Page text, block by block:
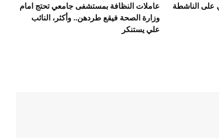
على الناشطة
عاملات النظافة بمستشفى جامعي تحتج امام
وزارة الصحة فيقع طردهن.. وأكثر، النائب
علي يستنكر